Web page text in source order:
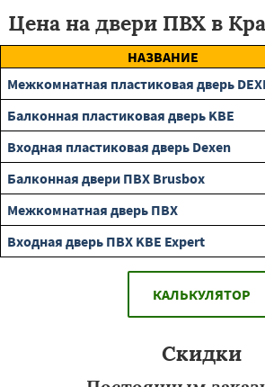
Цена на двери ПВХ в
НАЗВАНИЕ
Межкомнатная пластиковая дверь
Балконная пластиковая дверь KBE
Входная пластиковая дверь Dexen
Балконная двери ПВХ Brusbox
Межкомнатная дверь ПВХ
Входная дверь ПВХ KBE Expert
КАЛЬКУЛЯТОР
Скидки